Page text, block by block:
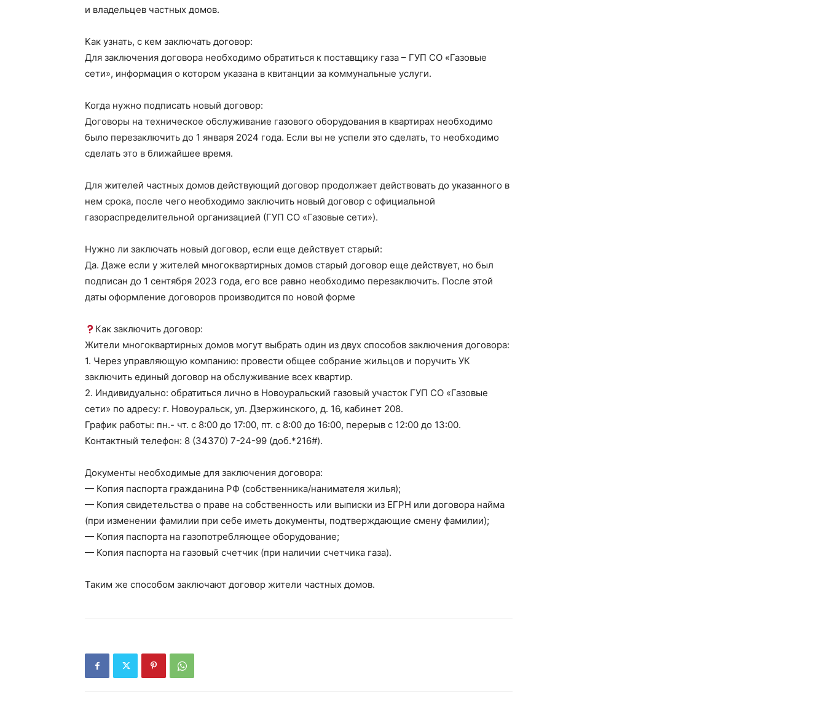
и владельцев частных домов.
Как узнать, с кем заключать договор:
Для заключения договора необходимо обратиться к поставщику газа – ГУП СО «Газовые
сети», информация о котором указана в квитанции за коммунальные услуги.
Когда нужно подписать новый договор:
Договоры на техническое обслуживание газового оборудования в квартирах необходимо
было перезаключить до 1 января 2024 года. Если вы не успели это сделать, то необходимо
сделать это в ближайшее время.
Для жителей частных домов действующий договор продолжает действовать до указанного в
нем срока, после чего необходимо заключить новый договор с официальной
газораспределительной организацией (ГУП СО «Газовые сети»).
Нужно ли заключать новый договор, если еще действует старый:
Да. Даже если у жителей многоквартирных домов старый договор еще действует, но был
подписан до 1 сентября 2023 года, его все равно необходимо перезаключить. После этой
даты оформление договоров производится по новой форме
Как заключить договор:
Жители многоквартирных домов могут выбрать один из двух способов заключения договора:
1. Через управляющую компанию: провести общее собрание жильцов и поручить УК
заключить единый договор на обслуживание всех квартир.
2. Индивидуально: обратиться лично в Новоуральский газовый участок ГУП СО «Газовые
сети» по адресу: г. Новоуральск, ул. Дзержинского, д. 16, кабинет 208.
График работы: пн.- чт. с 8:00 до 17:00, пт. с 8:00 до 16:00, перерыв с 12:00 до 13:00.
Контактный телефон: 8 (34370) 7-24-99 (доб.*216#).
Документы необходимые для заключения договора:
— Копия паспорта гражданина РФ (собственника/нанимателя жилья);
— Копия свидетельства о праве на собственность или выписки из ЕГРН или договора найма
(при изменении фамилии при себе иметь документы, подтверждающие смену фамилии);
— Копия паспорта на газопотребляющее оборудование;
— Копия паспорта на газовый счетчик (при наличии счетчика газа).
Таким же способом заключают договор жители частных домов.